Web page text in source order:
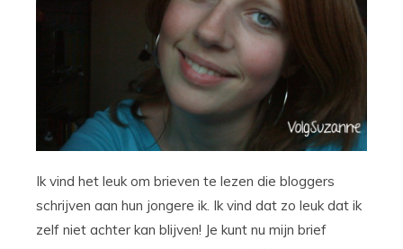
Ik vind het leuk om brieven te lezen die bloggers
schrijven aan hun jongere ik. Ik vind dat zo leuk dat ik
zelf niet achter kan blijven! Je kunt nu mijn brief